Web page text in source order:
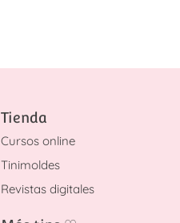
Tienda
Cursos online
Tinimoldes
Revistas digitales